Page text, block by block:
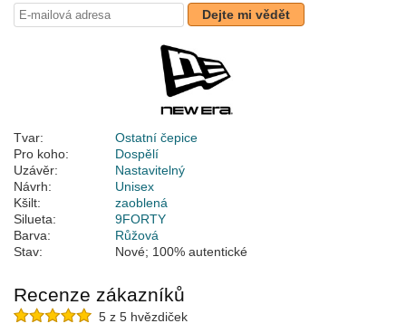
Dejte mi vědět
Tvar:
Ostatní čepice
Pro koho:
Dospělí
Uzávěr:
Nastavitelný
Návrh:
Unisex
Kšilt:
zaoblená
Silueta:
9FORTY
Barva:
Růžová
Stav:
Nové; 100% autentické
Recenze zákazníků
5 z 5 hvězdiček